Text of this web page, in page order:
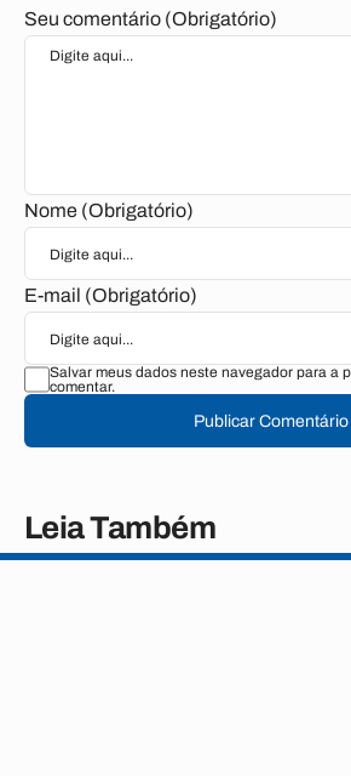
Seu comentário (Obrigatório)
Nome (Obrigatório)
E-mail (Obrigatório)
Salvar meus dados neste navegador para a
comentar.
Publicar Comentário
Leia Também